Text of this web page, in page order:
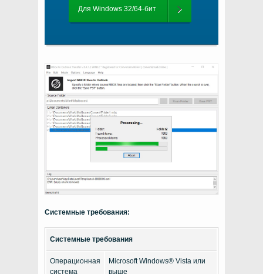
Для Windows 32/64-бит
Системные требования:
Системные требования
Операционная
система
Microsoft Windows® Vista или
выше